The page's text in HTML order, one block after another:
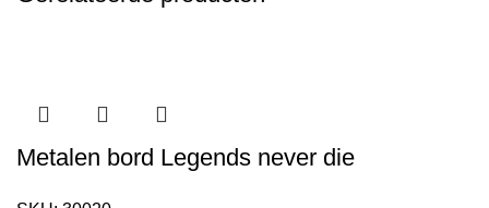
Metalen bord Legends never die